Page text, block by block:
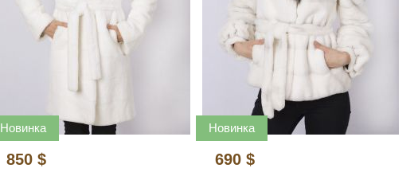
Новинка
850 $
Новинка
690 $